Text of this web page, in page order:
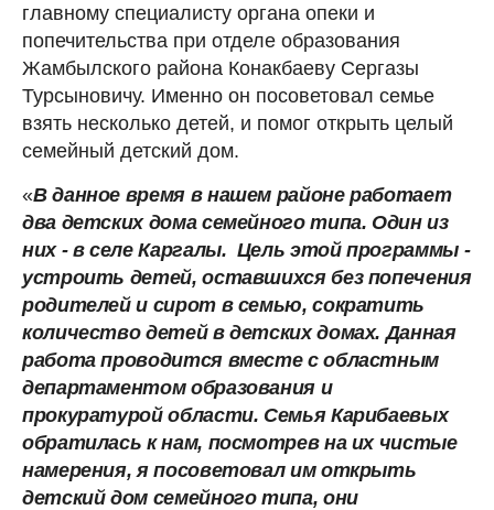
главному специалисту органа опеки и
попечительства при отделе образования
Жамбылского района Конакбаеву Сергазы
Турсыновичу. Именно он посоветовал семье
взять несколько детей, и помог открыть целый
семейный детский дом.
«В данное время в нашем районе работает
два детских дома семейного типа. Один из
них - в селе Каргалы. Цель этой программы -
устроить детей, оставшихся без попечения
родителей и сирот в семью, сократить
количество детей в детских домах. Данная
работа проводится вместе с областным
департаментом образования и
прокуратурой области. Семья Карибаевых
обратилась к нам, посмотрев на их чистые
намерения, я посоветовал им открыть
детский дом семейного типа, они